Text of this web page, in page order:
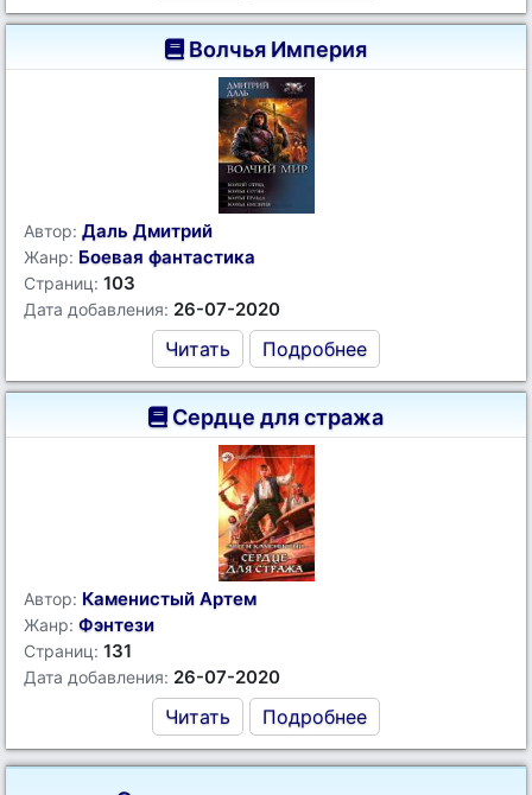
Волчья Империя
Автор: Даль Дмитрий
Жанр: Боевая фантастика
Страниц: 103
Дата добавления: 26-07-2020
Читать Подробнее
Сердце для стража
Автор: Каменистый Артем
Жанр: Фэнтези
Страниц: 131
Дата добавления: 26-07-2020
Читать Подробнее